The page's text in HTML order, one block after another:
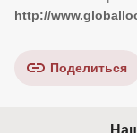
http://
Поделиться